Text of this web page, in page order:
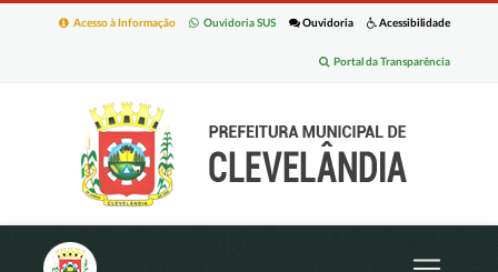
Acessibilidade
Ouvidoria
Ouvidoria SUS
Acesso à Informação
Portal da Transparência